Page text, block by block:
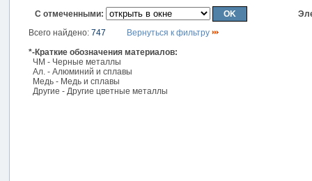
С отмеченными:
Всего найдено: 747
Вернуться к фильтру
*-Краткие обозначения материалов:
ЧМ - Черные металлы
Ал. - Алюминий и сплавы
Медь - Медь и сплавы
Другие - Другие цветные металлы